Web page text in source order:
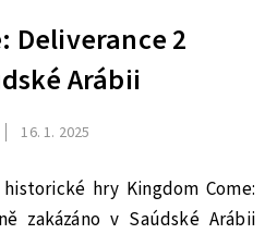
Deliverance 2
Arábii
16. 1. 2025
hry Kingdom Come:
zakázáno v Saúdské Arábii